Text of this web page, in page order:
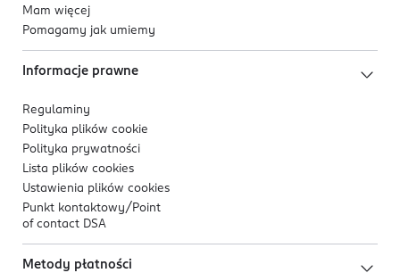
Mam więcej
Pomagamy jak umiemy
Informacje prawne
Regulaminy
Polityka plików cookie
Polityka prywatności
Lista plików cookies
Ustawienia plików cookies
Punkt kontaktowy/ Point
of contact DSA
Metody płatności